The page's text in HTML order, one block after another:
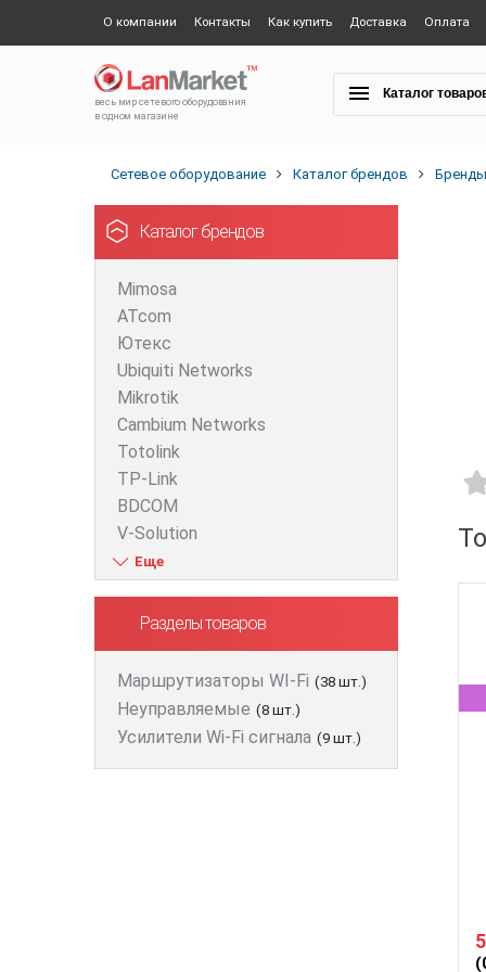
О компании Контакты Как купить Доставка Оплата
весь мир сетевого оборудования
в одном магазине
Каталог
Сетевое оборудование Каталог брендов Бренды
Каталог брендов
Mimosa
ATcom
Ютекс
Ubiquiti Networks
Mikrotik
Cambium Networks
Totolink
TP-Link
BDCOM
V-Solution
ZTE
D-Link
Huawei
Ajax
GEAR
C-Data
Prolum
Разделы товаров
Маршрутизаторы WI-Fi (38 шт.)
Неуправляемые (8 шт.)
Усилители Wi-Fi сигнала (9 шт.)